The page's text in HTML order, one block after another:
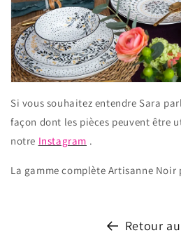
Si vous souhaitez entendre Sara
façon dont les pièces peuvent être
notre Instagram .
La gamme complète Artisanne Noir
Retour